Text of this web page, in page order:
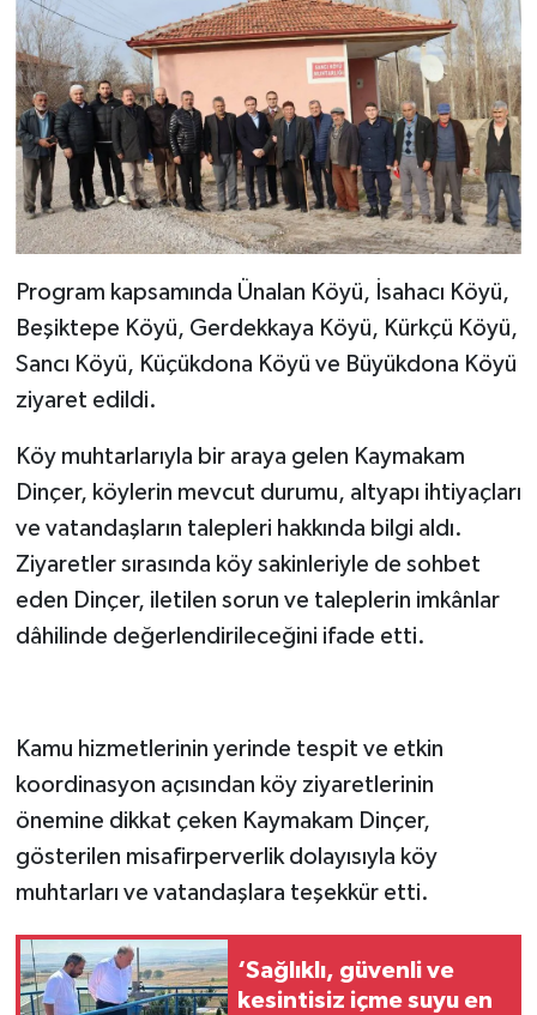
Program kapsamında Ünalan Köyü, İsahacı Köyü,
Beşiktepe Köyü, Gerdekkaya Köyü, Kürkçü Köyü,
Sancı Köyü, Küçükdona Köyü ve Büyükdona Köyü
ziyaret edildi.
Köy muhtarlarıyla bir araya gelen Kaymakam
Dinçer, köylerin mevcut durumu, altyapı ihtiyaçları
ve vatandaşların talepleri hakkında bilgi aldı.
Ziyaretler sırasında köy sakinleriyle de sohbet
eden Dinçer, iletilen sorun ve taleplerin imkânlar
dâhilinde değerlendirileceğini ifade etti.
Kamu hizmetlerinin yerinde tespit ve etkin
koordinasyon açısından köy ziyaretlerinin
önemine dikkat çeken Kaymakam Dinçer,
gösterilen misafirperverlik dolayısıyla köy
muhtarları ve vatandaşlara teşekkür etti.
‘Sağlıklı, güvenli ve
kesintisiz içme suyu en